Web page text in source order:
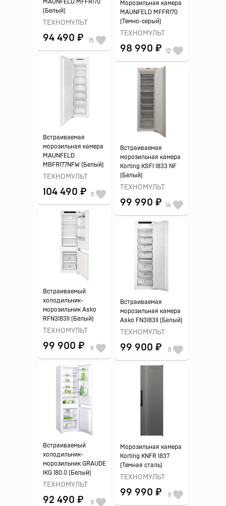
MAUNFELD MFFR170
(Белый)
ТЕХНОМУЛЬТ
94 490 ₽ 15
Морозильная камера
MAUNFELD MFFR170
(Темно-серый)
ТЕХНОМУЛЬТ
98 990 ₽ 12
Встраиваемая
морозильная камера
MAUNFELD
MBFR177NFW (Белый)
ТЕХНОМУЛЬТ
104 490 ₽ 11
Встраиваемая
морозильная камера
Korting KSFI 1833 NF
(Белый)
ТЕХНОМУЛЬТ
99 990 ₽ 14
Встраиваемый
холодильник-
морозильник Asko
RFN31831I (Белый)
ТЕХНОМУЛЬТ
99 900 ₽ 9
Встраиваемая
морозильная камера
Asko FN31831I (Белый)
ТЕХНОМУЛЬТ
99 900 ₽ 11
Встраиваемый
холодильник-
морозильник GRAUDE
IKG 180.0 (Белый)
ТЕХНОМУЛЬТ
92 490 ₽ 11
Морозильная камера
Korting KNFR 1837
(Темная сталь)
ТЕХНОМУЛЬТ
99 990 ₽ 11